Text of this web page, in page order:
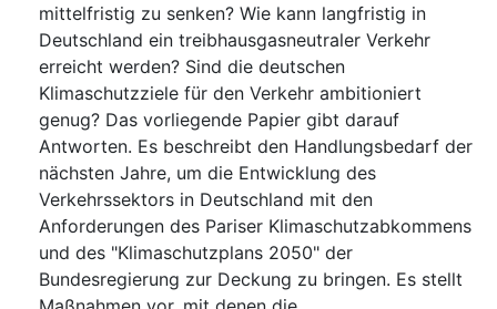
mittelfristig zu senken? Wie kann langfristig in
Deutschland ein treibhausgasneutraler Verkehr
erreicht werden? Sind die deutschen
Klimaschutzziele für den Verkehr ambitioniert
genug? Das vorliegende Papier gibt darauf
Antworten. Es beschreibt den Handlungsbedarf der
nächsten Jahre, um die Entwicklung des
Verkehrssektors in Deutschland mit den
Anforderungen des Pariser Klimaschutzabkommens
und des "Klimaschutzplans 2050" der
Bundesregierung zur Deckung zu bringen. Es stellt